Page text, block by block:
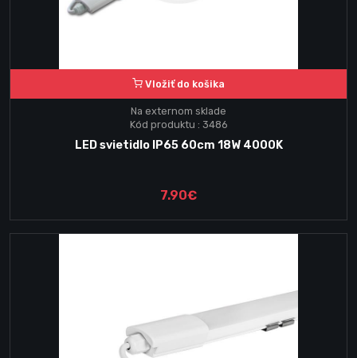
Vložiť do košika
Na externom sklade
Kód produktu : 3486
LED svietidlo IP65 60cm 18W 4000K
7.90€